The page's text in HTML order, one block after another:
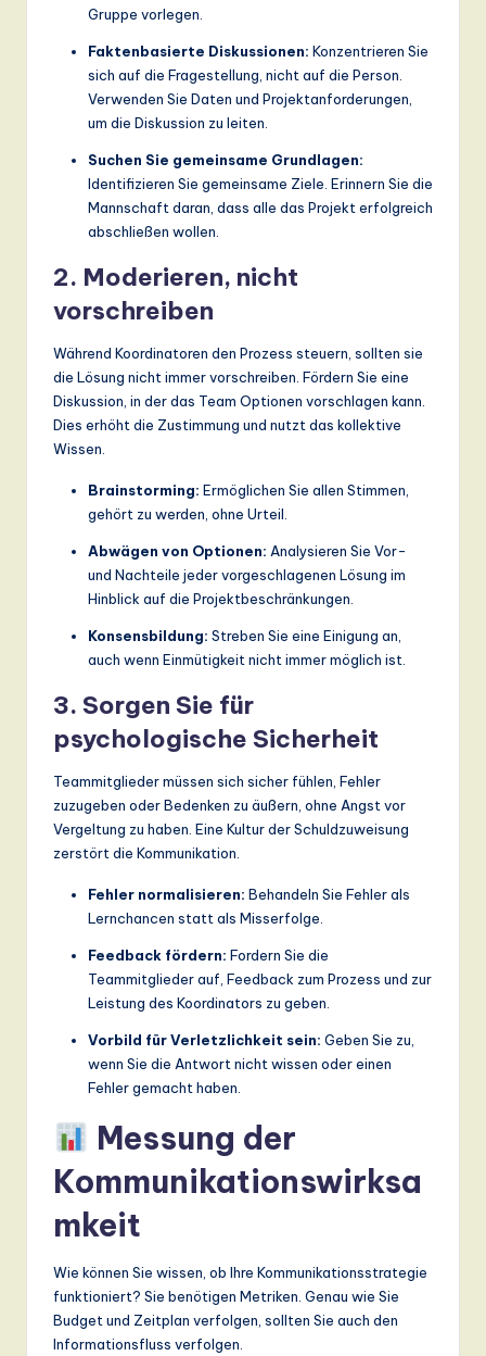
Gruppe vorlegen.
Faktenbasierte Diskussionen: Konzentrieren Sie
sich auf die Fragestellung, nicht auf die Person.
Verwenden Sie Daten und Projektanforderungen,
um die Diskussion zu leiten.
Suchen Sie gemeinsame Grundlagen:
Identifizieren Sie gemeinsame Ziele. Erinnern Sie die
Mannschaft daran, dass alle das Projekt erfolgreich
abschließen wollen.
2. Moderieren, nicht
vorschreiben
Während Koordinatoren den Prozess steuern, sollten sie
die Lösung nicht immer vorschreiben. Fördern Sie eine
Diskussion, in der das Team Optionen vorschlagen kann.
Dies erhöht die Zustimmung und nutzt das kollektive
Wissen.
Brainstorming: Ermöglichen Sie allen Stimmen,
gehört zu werden, ohne Urteil.
Abwägen von Optionen: Analysieren Sie Vor-
und Nachteile jeder vorgeschlagenen Lösung im
Hinblick auf die Projektbeschränkungen.
Konsensbildung: Streben Sie eine Einigung an,
auch wenn Einmütigkeit nicht immer möglich ist.
3. Sorgen Sie für
psychologische Sicherheit
Teammitglieder müssen sich sicher fühlen, Fehler
zuzugeben oder Bedenken zu äußern, ohne Angst vor
Vergeltung zu haben. Eine Kultur der Schuldzuweisung
zerstört die Kommunikation.
Fehler normalisieren: Behandeln Sie Fehler als
Lernchancen statt als Misserfolge.
Feedback fördern: Fordern Sie die
Teammitglieder auf, Feedback zum Prozess und zur
Leistung des Koordinators zu geben.
Vorbild für Verletzlichkeit sein: Geben Sie zu,
wenn Sie die Antwort nicht wissen oder einen
Fehler gemacht haben.
Messung der
Kommunikationswirksa
mkeit
Wie können Sie wissen, ob Ihre Kommunikationsstrategie
funktioniert? Sie benötigen Metriken. Genau wie Sie
Budget und Zeitplan verfolgen, sollten Sie auch den
Informationsfluss verfolgen.